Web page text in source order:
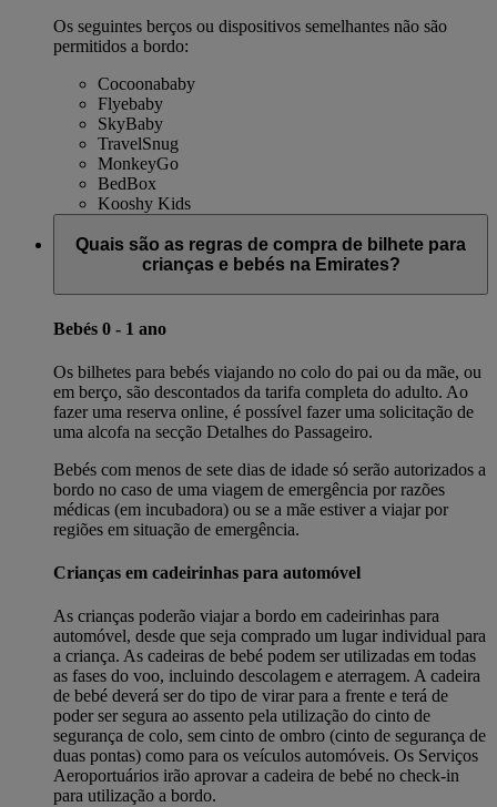
Os seguintes berços ou dispositivos semelhantes não são
permitidos a bordo:
Cocoonababy
Flyebaby
SkyBaby
TravelSnug
MonkeyGo
BedBox
Kooshy Kids
Quais são as regras de compra de bilhete para
crianças e bebés na Emirates?
Bebés 0 - 1 ano
Os bilhetes para bebés viajando no colo do pai ou da mãe, ou
em berço, são descontados da tarifa completa do adulto. Ao
fazer uma reserva online, é possível fazer uma solicitação de
uma alcofa na secção Detalhes do Passageiro.
Bebés com menos de sete dias de idade só serão autorizados a
bordo no caso de uma viagem de emergência por razões
médicas (em incubadora) ou se a mãe estiver a viajar por
regiões em situação de emergência.
Crianças em cadeirinhas para automóvel
As crianças poderão viajar a bordo em cadeirinhas para
automóvel, desde que seja comprado um lugar individual para
a criança. As cadeiras de bebé podem ser utilizadas em todas
as fases do voo, incluindo descolagem e aterragem. A cadeira
de bebé deverá ser do tipo de virar para a frente e terá de
poder ser segura ao assento pela utilização do cinto de
segurança de colo, sem cinto de ombro (cinto de segurança de
duas pontas) como para os veículos automóveis. Os Serviços
Aeroportuários irão aprovar a cadeira de bebé no check-in
para utilização a bordo.